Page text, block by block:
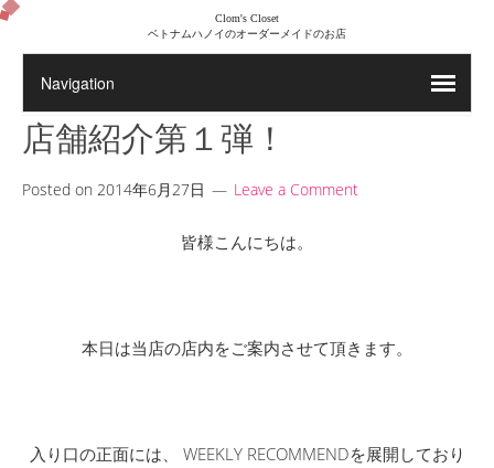
Clom's Closet
ベトナムハノイのオーダーメイドのお店
店舗紹介第１弾！
Posted on 2014年6月27日 Leave a Comment
皆様こんにちは。
本日は当店の店内をご案内させて頂きます。
入り口の正面には、 WEEKLY RECOMMENDを展開しており